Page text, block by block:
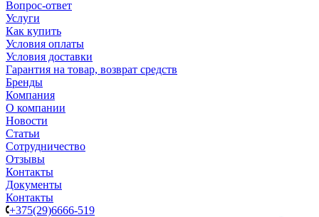
Вопрос-ответ
Услуги
Как купить
Условия оплаты
Условия доставки
Гарантия на товар, возврат средств
Бренды
Компания
О компании
Новости
Статьи
Сотрудничество
Отзывы
Контакты
Документы
Контакты
+375(29)6666-519